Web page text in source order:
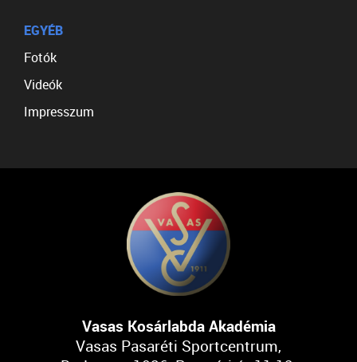
EGYÉB
Fotók
Videók
Impresszum
Vasas Kosárlabda Akadémia
Vasas Pasaréti Sportcentrum,